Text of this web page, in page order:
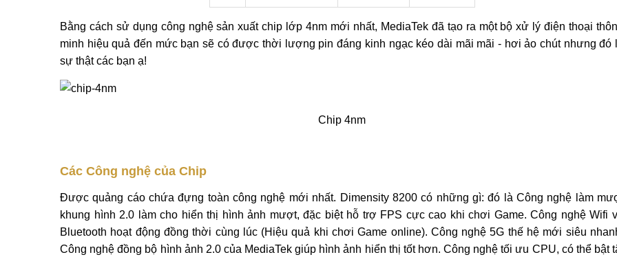
Bằng cách sử dụng công nghệ sản xuất chip lớp 4nm mới nhất, MediaTek đã tạo ra một bộ xử lý điện thoại
minh hiệu quả đến mức bạn sẽ có được thời lượng pin đáng kinh ngạc kéo dài mãi mãi - hơi ảo chút nhưng đó
sự thật các bạn ạ!
Chip 4nm
Các Công nghệ của Chip
Được quảng cáo chứa đựng toàn công nghệ mới nhất. Dimensity 8200 có những gì: đó là Công nghệ làm
khung hình 2.0 làm cho hiển thị hình ảnh mượt, đặc biệt hỗ trợ FPS cực cao khi chơi Game. Công nghệ Wifi
Bluetooth hoạt động đồng thời cùng lúc (Hiệu quả khi chơi Game online). Công nghệ 5G thế hệ mới siêu
Công nghệ đồng bộ hình ảnh 2.0 của MediaTek giúp hình ảnh hiển thị tốt hơn. Công nghệ tối ưu CPU, có thể bật